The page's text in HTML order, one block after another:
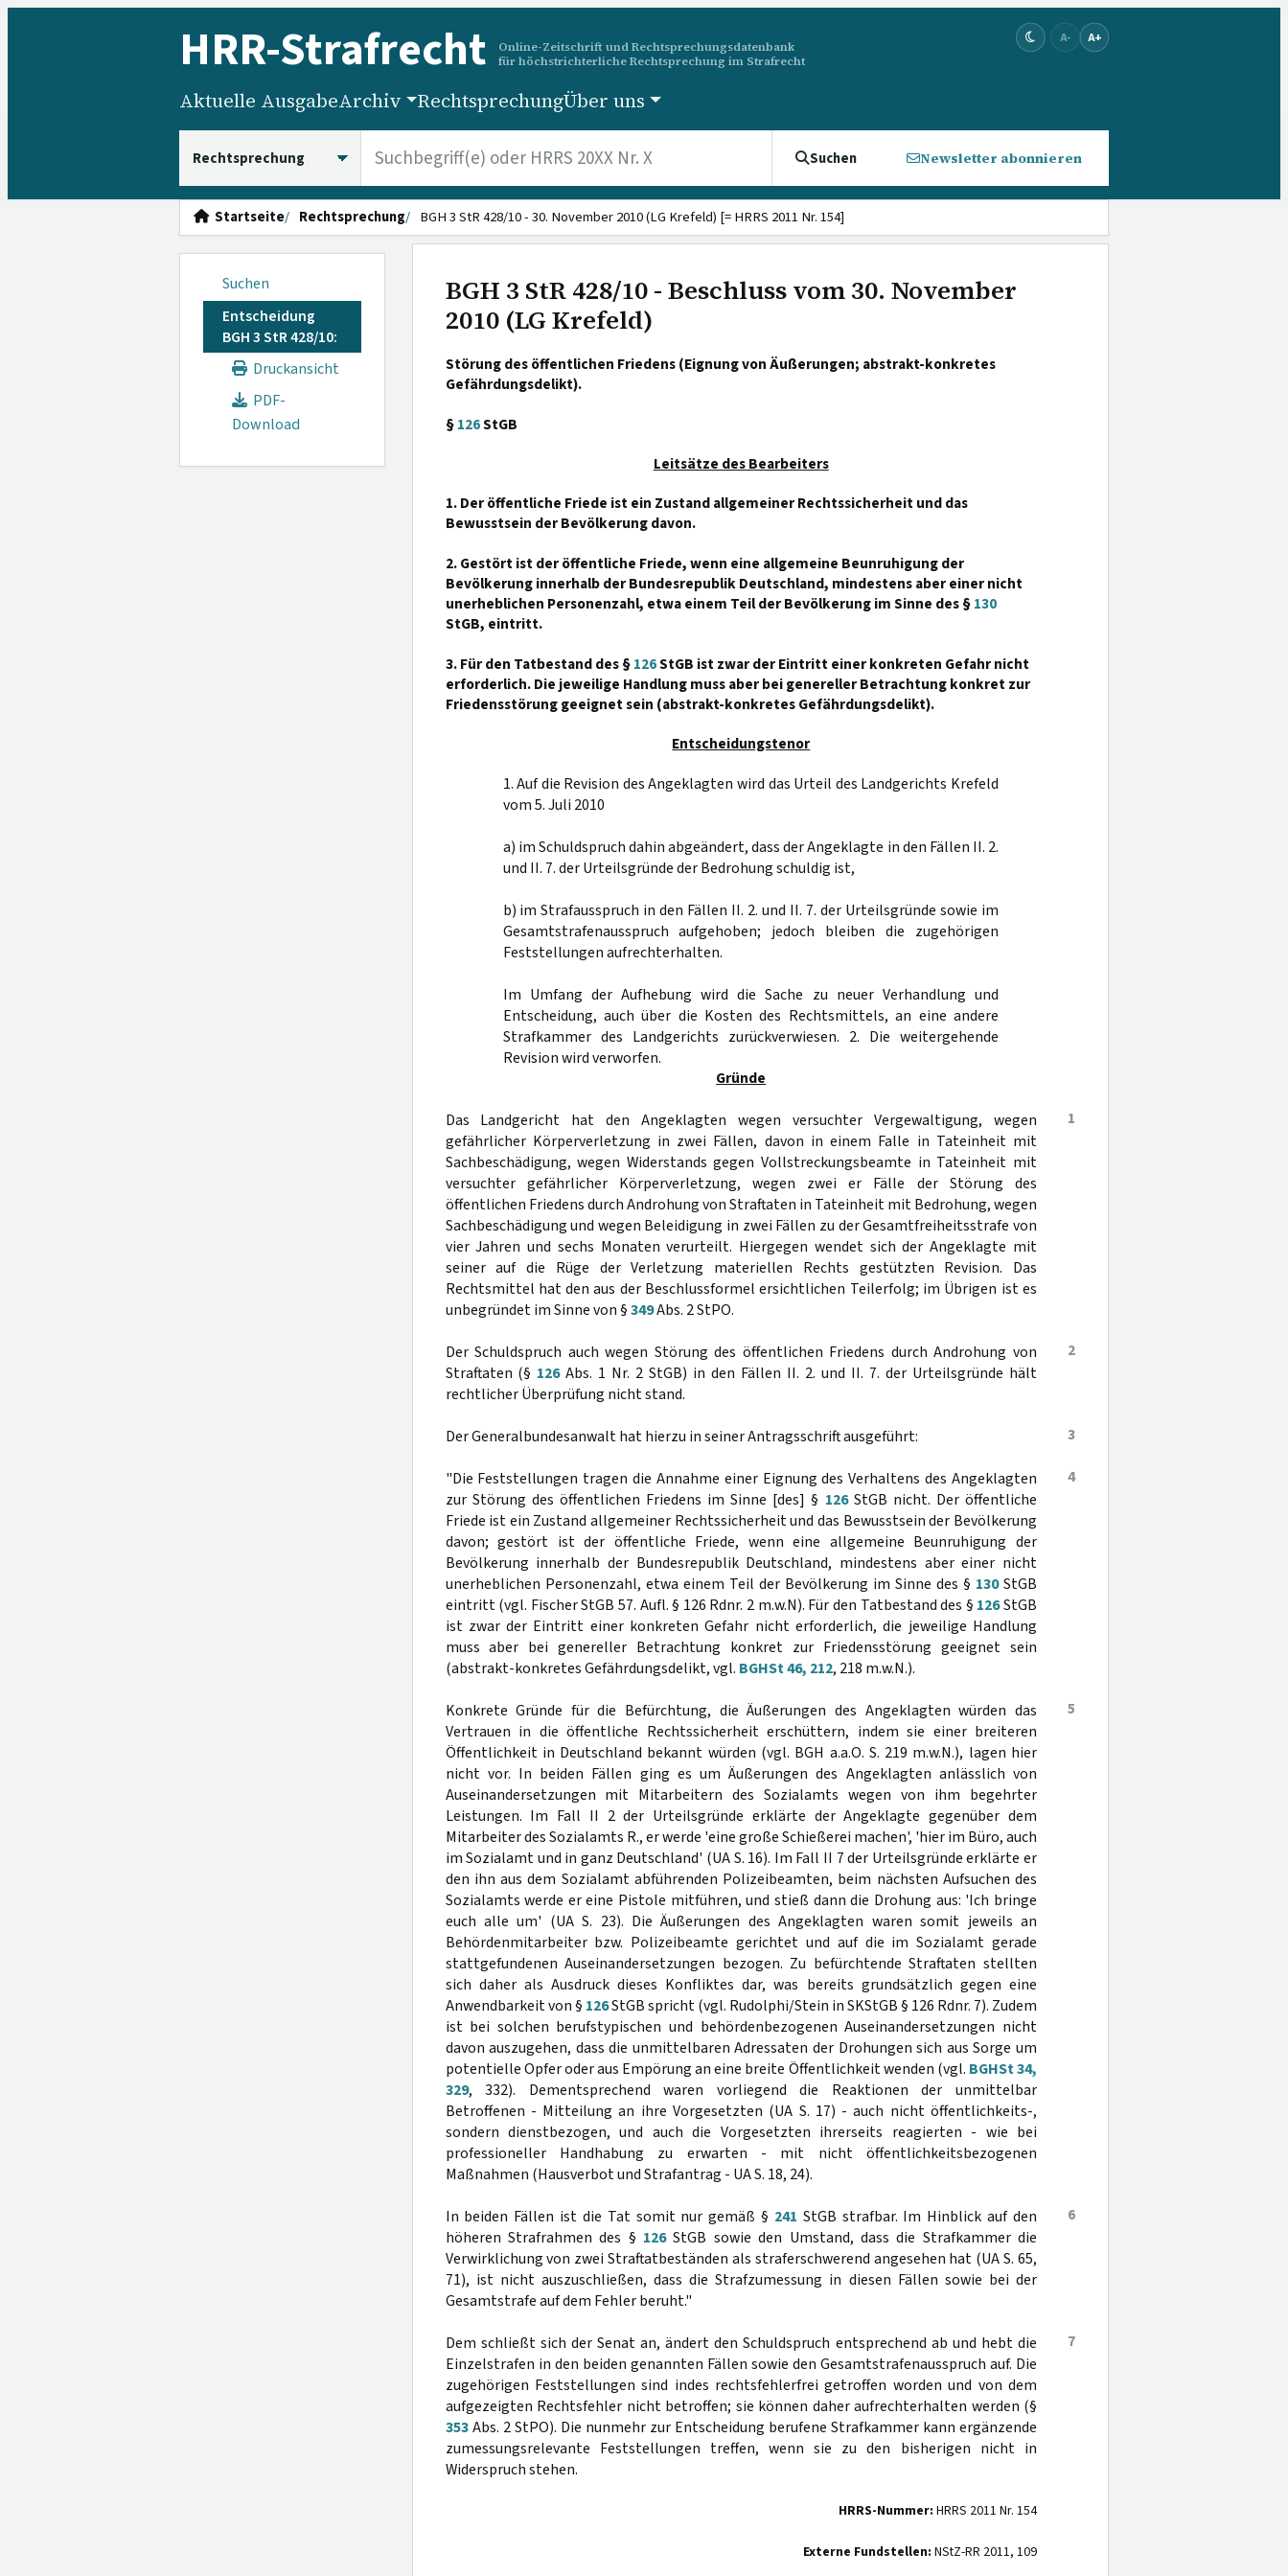
HRR-Strafrecht
Online-Zeitschrift und Rechtsprechungsdatenbank
für höchstrichterliche Rechtsprechung im Strafrecht
A- A+
Aktuelle AusgabeArchiv RechtsprechungÜber uns
Suchen Newsletter abonnieren
Startseite Rechtsprechung BGH 3 StR 428/10 - 30. November 2010 (LG Krefeld) [= HRRS 2011 Nr. 154]
Suchen
Entscheidung
BGH 3 StR 428/10:
Druckansicht
PDF-
Download
BGH 3 StR 428/10 - Beschluss vom 30. November
2010 (LG Krefeld)
Störung des öffentlichen Friedens (Eignung von Äußerungen; abstrakt-konkretes
Gefährdungsdelikt).
§126StGB
Leitsätze des Bearbeiters
1. Der öffentliche Friede ist ein Zustand allgemeiner Rechtssicherheit und das
Bewusstsein der Bevölkerung davon.
2. Gestört ist der öffentliche Friede, wenn eine allgemeine Beunruhigung der
Bevölkerung innerhalb der Bundesrepublik Deutschland, mindestens aber einer nicht
unerheblichen Personenzahl, etwa einem Teil der Bevölkerung im Sinne des §130
StGB, eintritt.
3. Für den Tatbestand des §126StGB ist zwar der Eintritt einer konkreten Gefahr nicht
erforderlich. Die jeweilige Handlung muss aber bei genereller Betrachtung konkret zur
Friedensstörung geeignet sein (abstrakt-konkretes Gefährdungsdelikt).
Entscheidungstenor
1. Auf die Revision des Angeklagten wird das Urteil des Landgerichts Krefeld
vom 5. Juli 2010
a) im Schuldspruch dahin abgeändert, dass der Angeklagte in den Fällen II. 2.
und II. 7. der Urteilsgründe der Bedrohung schuldig ist,
b) im Strafausspruch in den Fällen II. 2. und II. 7. der Urteilsgründe sowie im
Gesamtstrafenausspruch aufgehoben; jedoch bleiben die zugehörigen
Feststellungen aufrechterhalten.
Im Umfang der Aufhebung wird die Sache zu neuer Verhandlung und
Entscheidung, auch über die Kosten des Rechtsmittels, an eine andere
Strafkammer des Landgerichts zurückverwiesen. 2. Die weitergehende
Revision wird verworfen.
Gründe
1
Das Landgericht hat den Angeklagten wegen versuchter Vergewaltigung, wegen
gefährlicher Körperverletzung in zwei Fällen, davon in einem Falle in Tateinheit mit
Sachbeschädigung, wegen Widerstands gegen Vollstreckungsbeamte in Tateinheit mit
versuchter gefährlicher Körperverletzung, wegen zwei er Fälle der Störung des
öffentlichen Friedens durch Androhung von Straftaten in Tateinheit mit Bedrohung, wegen
Sachbeschädigung und wegen Beleidigung in zwei Fällen zu der Gesamtfreiheitsstrafe von
vier Jahren und sechs Monaten verurteilt. Hiergegen wendet sich der Angeklagte mit
seiner auf die Rüge der Verletzung materiellen Rechts gestützten Revision. Das
Rechtsmittel hat den aus der Beschlussformel ersichtlichen Teilerfolg; im Übrigen ist es
unbegründet im Sinne von §349Abs. 2 StPO.
2
Der Schuldspruch auch wegen Störung des öffentlichen Friedens durch Androhung von
Straftaten (§ 126Abs. 1 Nr. 2 StGB) in den Fällen II. 2. und II. 7. der Urteilsgründe hält
rechtlicher Überprüfung nicht stand.
3
Der Generalbundesanwalt hat hierzu in seiner Antragsschrift ausgeführt:
4
"Die Feststellungen tragen die Annahme einer Eignung des Verhaltens des Angeklagten
zur Störung des öffentlichen Friedens im Sinne [des] § 126StGB nicht. Der öffentliche
Friede ist ein Zustand allgemeiner Rechtssicherheit und das Bewusstsein der Bevölkerung
davon; gestört ist der öffentliche Friede, wenn eine allgemeine Beunruhigung der
Bevölkerung innerhalb der Bundesrepublik Deutschland, mindestens aber einer nicht
unerheblichen Personenzahl, etwa einem Teil der Bevölkerung im Sinne des § 130StGB
eintritt (vgl. Fischer StGB 57. Aufl. § 126 Rdnr. 2 m.w.N). Für den Tatbestand des § 126StGB
ist zwar der Eintritt einer konkreten Gefahr nicht erforderlich, die jeweilige Handlung
muss aber bei genereller Betrachtung konkret zur Friedensstörung geeignet sein
(abstrakt-konkretes Gefährdungsdelikt, vgl. BGHSt 46, 212, 218 m.w.N.).
5
Konkrete Gründe für die Befürchtung, die Äußerungen des Angeklagten würden das
Vertrauen in die öffentliche Rechtssicherheit erschüttern, indem sie einer breiteren
Öffentlichkeit in Deutschland bekannt würden (vgl. BGH a.a.O. S. 219 m.w.N.), lagen hier
nicht vor. In beiden Fällen ging es um Äußerungen des Angeklagten anlässlich von
Auseinandersetzungen mit Mitarbeitern des Sozialamts wegen von ihm begehrter
Leistungen. Im Fall II 2 der Urteilsgründe erklärte der Angeklagte gegenüber dem
Mitarbeiter des Sozialamts R., er werde 'eine große Schießerei machen', 'hier im Büro, auch
im Sozialamt und in ganz Deutschland' (UA S. 16). Im Fall II 7 der Urteilsgründe erklärte er
den ihn aus dem Sozialamt abführenden Polizeibeamten, beim nächsten Aufsuchen des
Sozialamts werde er eine Pistole mitführen, und stieß dann die Drohung aus: 'Ich bringe
euch alle um' (UA S. 23). Die Äußerungen des Angeklagten waren somit jeweils an
Behördenmitarbeiter bzw. Polizeibeamte gerichtet und auf die im Sozialamt gerade
stattgefundenen Auseinandersetzungen bezogen. Zu befürchtende Straftaten stellten
sich daher als Ausdruck dieses Konfliktes dar, was bereits grundsätzlich gegen eine
Anwendbarkeit von § 126StGB spricht (vgl. Rudolphi/Stein in SKStGB § 126 Rdnr. 7). Zudem
ist bei solchen berufstypischen und behördenbezogenen Auseinandersetzungen nicht
davon auszugehen, dass die unmittelbaren Adressaten der Drohungen sich aus Sorge um
potentielle Opfer oder aus Empörung an eine breite Öffentlichkeit wenden (vgl. BGHSt 34,
329, 332). Dementsprechend waren vorliegend die Reaktionen der unmittelbar
Betroffenen - Mitteilung an ihre Vorgesetzten (UA S. 17) - auch nicht öffentlichkeits-,
sondern dienstbezogen, und auch die Vorgesetzten ihrerseits reagierten - wie bei
professioneller Handhabung zu erwarten - mit nicht öffentlichkeitsbezogenen
Maßnahmen (Hausverbot und Strafantrag - UA S. 18, 24).
6
In beiden Fällen ist die Tat somit nur gemäß § 241 StGB strafbar. Im Hinblick auf den
höheren Strafrahmen des § 126StGB sowie den Umstand, dass die Strafkammer die
Verwirklichung von zwei Straftatbeständen als straferschwerend angesehen hat (UA S. 65,
71), ist nicht auszuschließen, dass die Strafzumessung in diesen Fällen sowie bei der
Gesamtstrafe auf dem Fehler beruht."
7
Dem schließt sich der Senat an, ändert den Schuldspruch entsprechend ab und hebt die
Einzelstrafen in den beiden genannten Fällen sowie den Gesamtstrafenausspruch auf. Die
zugehörigen Feststellungen sind indes rechtsfehlerfrei getroffen worden und von dem
aufgezeigten Rechtsfehler nicht betroffen; sie können daher aufrechterhalten werden (§
353Abs. 2 StPO). Die nunmehr zur Entscheidung berufene Strafkammer kann ergänzende
zumessungsrelevante Feststellungen treffen, wenn sie zu den bisherigen nicht in
Widerspruch stehen.
HRRS-Nummer: HRRS 2011 Nr. 154
Externe Fundstellen: NStZ-RR 2011, 109